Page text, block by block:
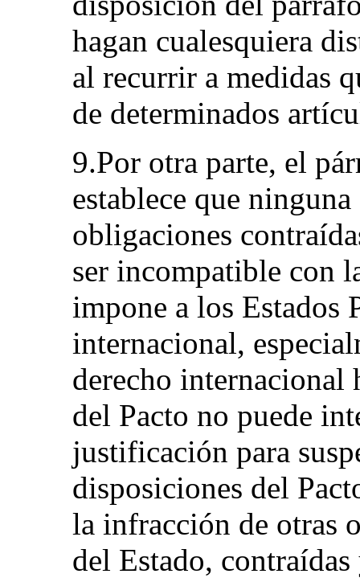
hagan cualesquiera
al recurrir a medidas
de determinados
9.Por otra parte, el
establece que
obligaciones
ser incompatible con
impone a los Estados
internacional,
derecho
del Pacto no puede
justificación para
disposiciones del
la infracción de otras
del Estado,